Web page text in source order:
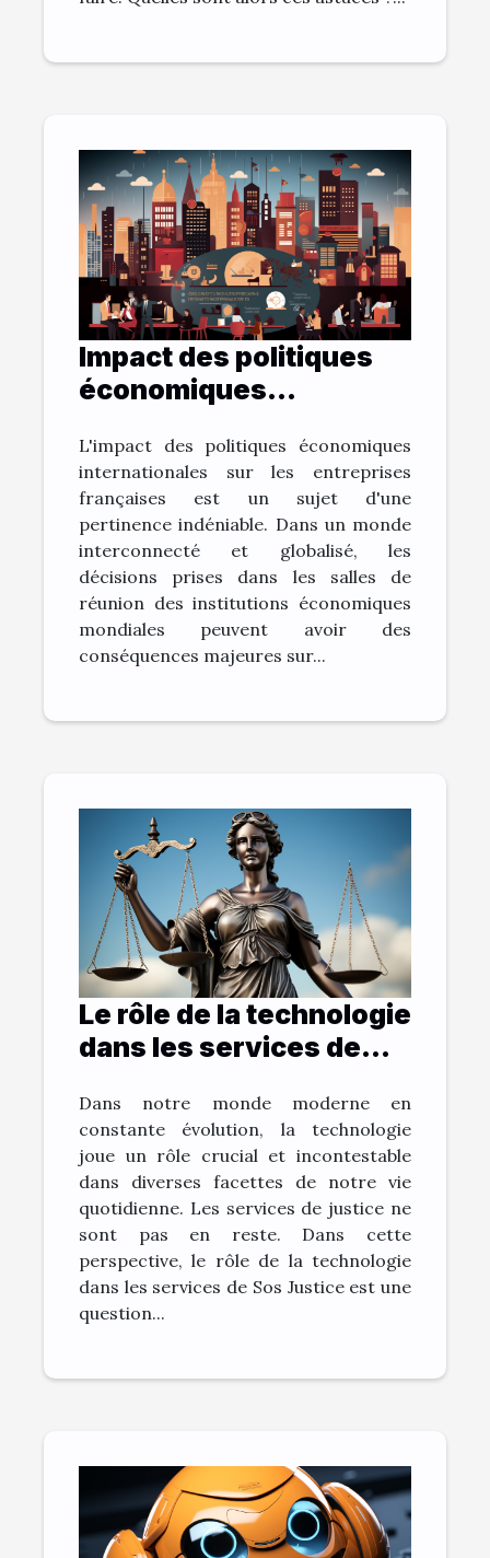
Impact des politiques
économiques
vitalité des entreprises
françaises
L'impact des politiques économiques
internationales sur les entreprises
françaises est un sujet d'une
pertinence indéniable. Dans un monde
interconnecté et globalisé, les
décisions prises dans les salles de
réunion des institutions économiques
mondiales peuvent avoir des
conséquences majeures sur...
Le rôle de la technologie
dans les services de
Dans notre monde moderne en
constante évolution, la technologie
joue un rôle crucial et incontestable
dans diverses facettes de notre vie
quotidienne. Les services de justice ne
sont pas en reste. Dans cette
perspective, le rôle de la technologie
dans les services de Sos Justice est une
question...